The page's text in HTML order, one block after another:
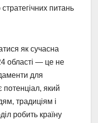
питань
як сучасна
області — це не
для
який
традиціям і
робить країну